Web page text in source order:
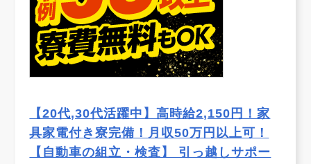
【20代,30代活躍中】高時給2,150円！家
具家電付き寮完備！月収50万円以上可！
【自動車の組立・検査】 引っ越しサポー